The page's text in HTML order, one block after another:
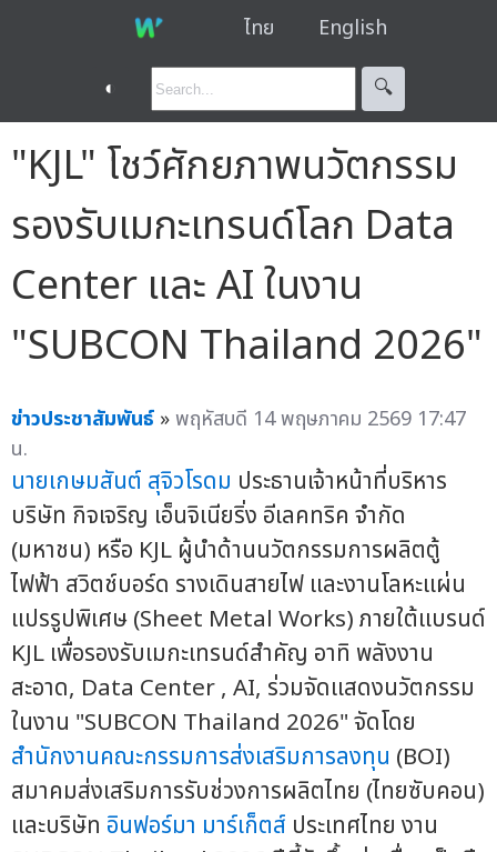
ไทย English
◐ 🔍︎
"KJL" โชว์ศักยภาพนวัตกรรม
รองรับเมกะเทรนด์โลก Data
Center และ AI ในงาน
"SUBCON Thailand 2026"
ข่าวประชาสัมพันธ์ »พฤหัสบดี 14 พฤษภาคม 2569 17:47
น.
นายเกษมสันต์ สุจิวโรดม ประธานเจ้าหน้าที่บริหาร
บริษัท กิจเจริญ เอ็นจิเนียริ่ง อีเลคทริค จำกัด
(มหาชน) หรือ KJL ผู้นำด้านนวัตกรรมการผลิตตู้
ไฟฟ้า สวิตช์บอร์ด รางเดินสายไฟ และงานโลหะแผ่น
แปรรูปพิเศษ (Sheet Metal Works) ภายใต้แบรนด์
KJL เพื่อรองรับเมกะเทรนด์สำคัญ อาทิ พลังงาน
สะอาด, Data Center , AI, ร่วมจัดแสดงนวัตกรรม
ในงาน "SUBCON Thailand 2026" จัดโดย
สำนักงานคณะกรรมการส่งเสริมการลงทุน (BOI)
สมาคมส่งเสริมการรับช่วงการผลิตไทย (ไทยซับคอน)
และบริษัท อินฟอร์มา มาร์เก็ตส์ ประเทศไทย งาน